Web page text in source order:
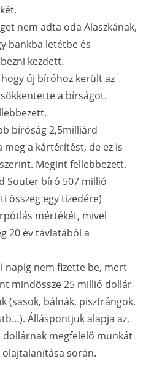
nem adta oda Alaszkának,
bankba letétbe és
kezdett.
új bíróhoz került az
a bírságot.
bíróság 2,5milliárd
a kártérítést, de ez is
Megint fellebbezett.
Souter bíró 507 millió
összeg egy tizedére)
mértékét, mivel
20 év távlatából a
napig nem fizette be, mert
mindössze 25 millió dollár
(sasok, bálnák, pisztrángok,
Álláspontjuk alapja az,
megfelelő munkát
során.